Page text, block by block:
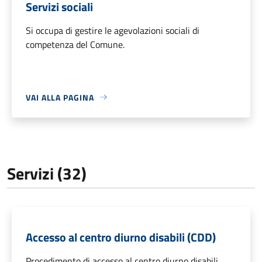
Servizi sociali
Si occupa di gestire le agevolazioni sociali di
competenza del Comune.
VAI ALLA PAGINA
Servizi (32)
Accesso al centro diurno disabili (CDD)